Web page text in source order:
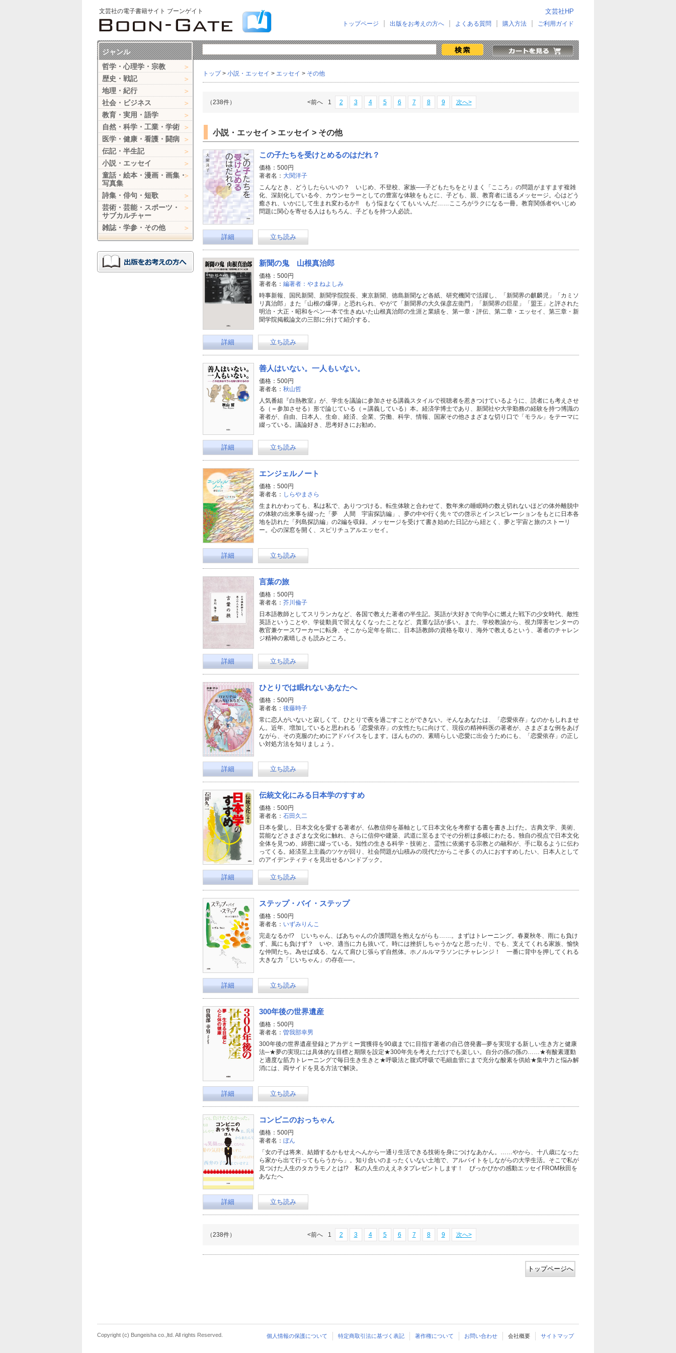
文芸社の電子書籍サイト ブーンゲイト 文芸社HP
トップページ 出版をお考えの方へ よくある質問 購入方法 ご利用ガイド
トップ> 小説・エッセイ > エッセイ > その他
（238件） <前へ 1 2 3 4 5 6 7 8 9 次へ>
小説・エッセイ > エッセイ > その他
この子たちを受けとめるのはだれ？
価格：500円
著者名： 大関洋子
こんなとき、どうしたらいいの？ いじめ、不登校、家族──子どもたちをとりまく「こころ」の問題がますます複雑
化、深刻化している今、カウンセラーとしての豊富な体験をもとに、子ども、親、教育者に送るメッセージ。心はどう
癒され、いかにして生まれ変わるか!! もう悩まなくてもいいんだ……こころがラクになる一冊。教育関係者やいじめ
問題に関心を寄せる人はもちろん、子どもを持つ人必読。
詳細 立ち読み
新聞の鬼 山根真治郎
価格：500円
著者名： 編著者：やまねよしみ
時事新報、国民新聞、新聞学院院長、東京新聞、徳島新聞など各紙、研究機関で活躍し、「新聞界の麒麟児」「カミソ
リ真治郎」また「山根の爆弾」と恐れられ、やがて「新聞界の大久保彦左衛門」「新聞界の巨星」「盟王」と評された
明治・大正・昭和をペン一本で生きぬいた山根真治郎の生涯と業績を、第一章・評伝、第二章・エッセイ、第三章・新
聞学院掲載論文の三部に分けて紹介する。
詳細 立ち読み
善人はいない。一人もいない。
価格：500円
著者名： 秋山哲
人気番組『白熱教室』が、学生を議論に参加させる講義スタイルで視聴者を惹きつけているように、読者にも考えさせ
る（＝参加させる）形で論じている（＝講義している）本。経済学博士であり、新聞社や大学勤務の経験を持つ博識の
著者が、自由、日本人、生命、経済、企業、労働、科学、情報、国家その他さまざまな切り口で「モラル」をテーマに
綴っている。議論好き、思考好きにお勧め。
詳細 立ち読み
エンジェルノート
価格：500円
著者名： しらやまさら
生まれかわっても、私は私で、ありつづける。転生体験と合わせて、数年来の睡眠時の数え切れないほどの体外離脱中
の体験の出来事を綴った「夢 人間 宇宙探訪編」、夢の中や行く先々での啓示とインスピレーションをもとに日本各
地を訪れた「列島探訪編」の2編を収録。メッセージを受けて書き始めた日記から紐とく、夢と宇宙と旅のストーリ
ー。心の深窓を開く、スピリチュアルエッセイ。
詳細 立ち読み
言葉の旅
価格：500円
著者名： 芥川倫子
日本語教師としてスリランカなど、各国で教えた著者の半生記。英語が大好きで向学心に燃えた戦下の少女時代、敵性
英語ということや、学徒動員で習えなくなったことなど、貴重な話が多い。また、学校教諭から、視力障害センターの
教官兼ケースワーカーに転身、そこから定年を前に、日本語教師の資格を取り、海外で教えるという、著者のチャレン
ジ精神の素晴しさも読みどころ。
詳細 立ち読み
ひとりでは眠れないあなたへ
価格：500円
著者名： 後藤時子
常に恋人がいないと寂しくて、ひとりで夜を過ごすことができない。そんなあなたは、「恋愛依存」なのかもしれませ
ん。近年、増加していると思われる「恋愛依存」の女性たちに向けて、現役の精神科医の著者が、さまざまな例をあげ
ながら、その克服のためにアドバイスをします。ほんものの、素晴らしい恋愛に出会うためにも、「恋愛依存」の正し
い対処方法を知りましょう。
詳細 立ち読み
伝統文化にみる日本学のすすめ
価格：500円
著者名： 石田久二
日本を愛し、日本文化を愛する著者が、仏教信仰を基軸として日本文化を考察する書を書き上げた。古典文学、美術、
芸能などさまざまな文化に触れ、さらに信仰や建築、武道に至るまでその分析は多岐にわたる。独自の視点で日本文化
全体を見つめ、綿密に綴っている。知性の生きる科学・技術と、霊性に依拠する宗教との融和が、手に取るように伝わ
ってくる。経済至上主義のツケが回り、社会問題が山積みの現代だからこそ多くの人におすすめしたい、日本人として
のアイデンティティを見出せるハンドブック。
詳細 立ち読み
ステップ・バイ・ステップ
価格：500円
著者名： いずみりんこ
完走なるか!? じいちゃん、ばあちゃんの介護問題を抱えながらも……。まずはトレーニング。春夏秋冬、雨にも負け
ず、風にも負けず？ いや、適当に力も抜いて。時には挫折しちゃうかなと思ったり、でも、支えてくれる家族、愉快
な仲間たち。為せば成る、なんて肩ひじ張らず自然体。ホノルルマラソンにチャレンジ！ 一番に背中を押してくれる
大きな力「じいちゃん」の存在──。
詳細 立ち読み
300年後の世界遺産
価格：500円
著者名： 曽我部幸男
300年後の世界遺産登録とアカデミー賞獲得を90歳までに目指す著者の自己啓発書─夢を実現する新しい生き方と健康
法─★夢の実現には具体的な目標と期限を設定★300年先を考えただけでも楽しい。自分の孫の孫の……★有酸素運動
と適度な筋力トレーニングで毎日生き生きと★呼吸法と腹式呼吸で毛細血管にまで充分な酸素を供給★集中力と悩み解
消には、両サイドを見る方法で解決。
詳細 立ち読み
コンビニのおっちゃん
価格：500円
著者名： ぼん
「女の子は将来、結婚するかもせえへんから一通り生活できる技術を身につけなあかん。……やから、十八歳になった
ら家から出て行ってもらうから」。知り合いのまったくいない土地で、アルバイトをしながらの大学生活。そこで私が
見つけた人生のタカラモノとは!? 私の人生のええネタプレゼントします！ ぴっかぴかの感動エッセイFROM秋田を
あなたへ
詳細 立ち読み
（238件） <前へ 1 2 3 4 5 6 7 8 9 次へ>
トップページへ
ジャンル
哲学・心理学・宗教
歴史・戦記
地理・紀行
社会・ビジネス
教育・実用・語学
自然・科学・工業・学術
医学・健康・看護・闘病
伝記・半生記
小説・エッセイ
童話・絵本・漫画・画集・
写真集
詩集・俳句・短歌
芸術・芸能・スポーツ・
サブカルチャー
雑誌・学参・その他
個人情報の保護について 特定商取引法に基づく表記 著作権について お問い合わせ 会社概要 サイトマップ
Copyright (c) Bungeisha co.,ltd. All rights Reserved.